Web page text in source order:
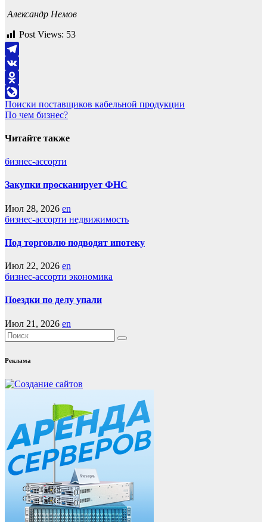
Александр Немов
Post Views: 53
Telegram
VK
Odnoklassniki
LiveJournal
Навигация
по
записям
Поиски поставщиков кабельной продукции
По чем бизнес?
Читайте также
бизнес-ассорти
Закупки просканирует ФНС
Июл 28, 2026 en
бизнес-ассорти недвижимость
Под торговлю подводят ипотеку
Июл 22, 2026 en
бизнес-ассорти экономика
Поездки по делу упали
Июл 21, 2026 en
Реклама